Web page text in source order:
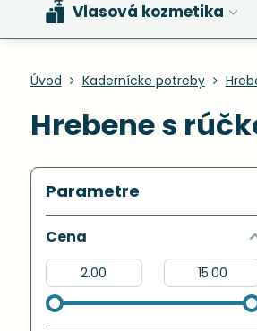
Vlasová kozmetika
Úvod Kadernícke potreby
Hrebene s
Parametre
Cena
Od:
Do: